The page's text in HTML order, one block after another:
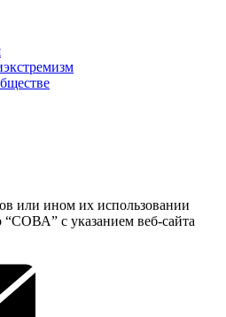
или ином их использовании
“СОВА” с указанием веб-сайта